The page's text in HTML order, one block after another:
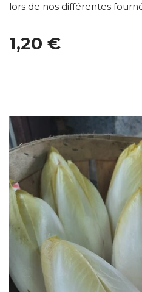
lors de nos différentes
1,20 €